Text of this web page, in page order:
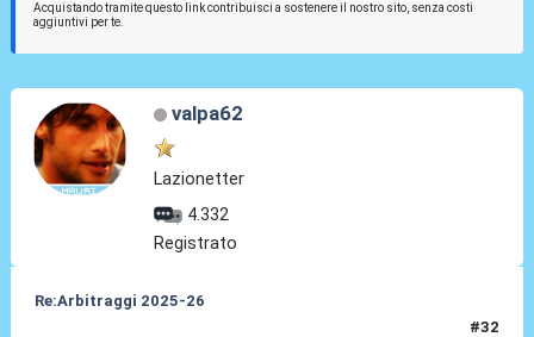
Acquistando tramite questo link contribuisci a sostenere il nostro sito, senza costi
aggiuntivi per te.
valpa62
Lazionetter
4.332
Registrato
Re:Arbitraggi 2025-26
#32